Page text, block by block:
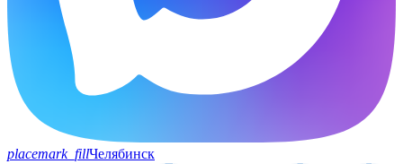
placemark_fillЧелябинск